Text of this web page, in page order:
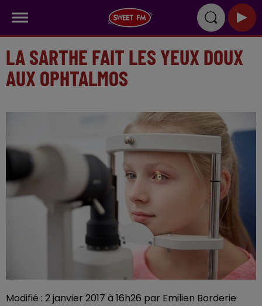
LA SARTHE FAIT LES YEUX DOUX
AUX OPHTALMOS
Modifié : 2 janvier 2017 à 16h26 par Emilien Borderie